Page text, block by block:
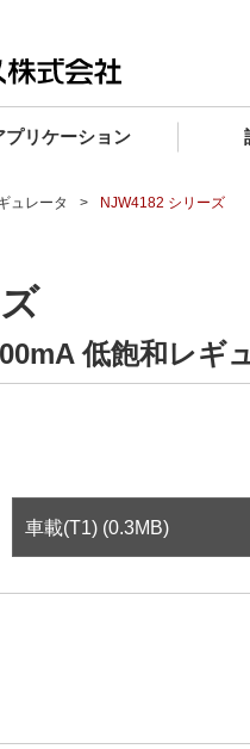
Webサイト
プリケーション
ス)
ュレータ NJW4182 シリーズ
低飽和レギ
車載(T1) (0.3MB)